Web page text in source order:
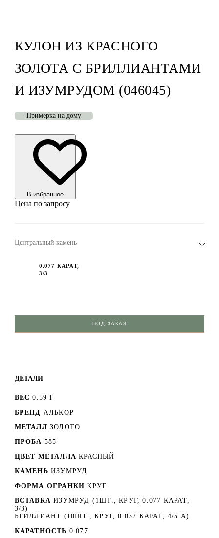
КУЛОН ИЗ КРАСНОГО
ЗОЛОТА С БРИЛЛИАНТАМИ
И ИЗУМРУДОМ (046045)
Примерка на дому
В избранноe
Цена по запросу
Центральный камень
0.077 КАРАТ,
3/3
ПОД ЗАКАЗ
ДЕТАЛИ
ВЕС 0.59 Г
БРЕНД АЛЬКОР
МЕТАЛЛ ЗОЛОТО
ПРОБА 585
ЦВЕТ МЕТАЛЛА КРАСНЫЙ
КАМЕНЬ ИЗУМРУД
ФОРМА ОГРАНКИ КРУГ
ВСТАВКА ИЗУМРУД (1ШТ., КРУГ, 0.077 КАРАТ,
3/3)
БРИЛЛИАНТ (10ШТ., КРУГ, 0.032 КАРАТ, 4/5 А)
КАРАТНОСТЬ 0.077